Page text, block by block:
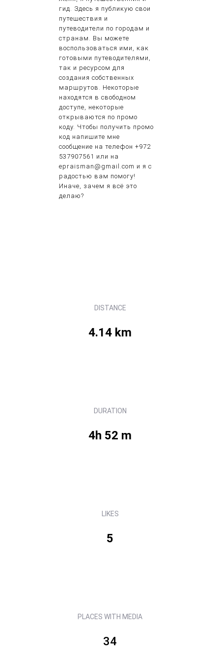
гид. Здесь я публикую свои
путешествия и
путеводители по городам и
странам. Вы можете
воспользоваться ими, как
готовыми путеводителями,
так и ресурсом для
создания собственных
маршрутов. Некоторые
находятся в свободном
доступе, некоторые
открываются по промо
коду. Чтобы получить промо
код напишите мне
сообщение на телефон +972
537907561 или на
epraisman@gmail.com и я с
радостью вам помогу!
Иначе, зачем я всё это
делаю?
DISTANCE
4.14 km
DURATION
4h 52 m
LIKES
5
PLACES WITH MEDIA
34